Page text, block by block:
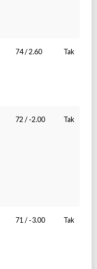
74 / 2.60 Tak
72 / -2.00 Tak
71 / -3.00 Tak